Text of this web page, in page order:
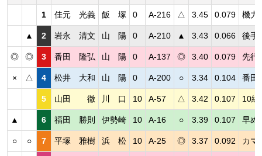
1 佳元 光義 飯 塚 0 A-216 △ 3.45 0.079 機力
▲ 2 岩永 清文 山 陽 0 A-210 ▲ 3.43 0.066 後手
◎ ◎ 3 番田 隆弘 山 陽 0 A-137 ◎ 3.40 0.079 先行
× △ 4 松井 大和 山 陽 0 A-200 ○ 3.34 0.104 番田
5 山田 徹 川 口 10 A-57 △ 3.42 0.107 10線
▲ 6 福田 勝則 伊勢崎 10 A-16 ○ 3.39 0.107 早め
○ ○ 7 平塚 雅樹 浜 松 10 A-25 ◎ 3.37 0.092 カマ